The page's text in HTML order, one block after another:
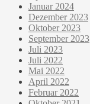
Januar 2024
Dezember 2023
Oktober 2023
September 2023
Juli 2023
Juli 2022
Mai 2022
April 2022
Februar 2022